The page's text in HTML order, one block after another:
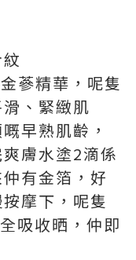
蔘精華，呢隻
、緊緻肌
早熟肌齡，
膚水塗2滴係
有金箔，好
摩下，呢隻
吸收晒，仲即